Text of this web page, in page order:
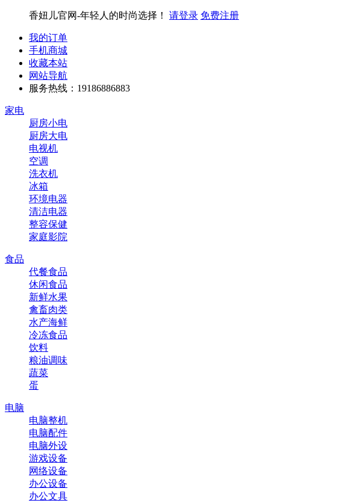
香妞儿官网-年轻人的时尚选择！ 请登录 免费注册
我的订单
手机商城
收藏本站
网站导航
服务热线：19186886883
家电
厨房小电
厨房大电
电视机
空调
洗衣机
冰箱
环境电器
清洁电器
整容保健
家庭影院
食品
代餐食品
休闲食品
新鲜水果
禽畜肉类
水产海鲜
冷冻食品
饮料
粮油调味
蔬菜
蛋
电脑
电脑整机
电脑配件
电脑外设
游戏设备
网络设备
办公设备
办公文具